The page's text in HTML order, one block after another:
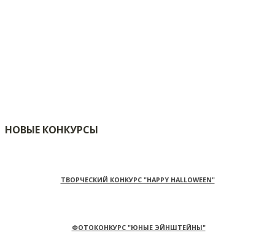
НОВЫЕ КОНКУРСЫ
ТВОРЧЕСКИЙ КОНКУРС "HAPPY HALLOWEEN"
ФОТОКОНКУРС "ЮНЫЕ ЭЙНШТЕЙНЫ"